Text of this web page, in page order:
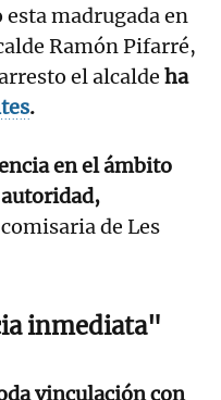
madrugada en
Ramón Pifarré,
el alcalde ha
.
en el ámbito
de Les
inmediata"
vinculación con